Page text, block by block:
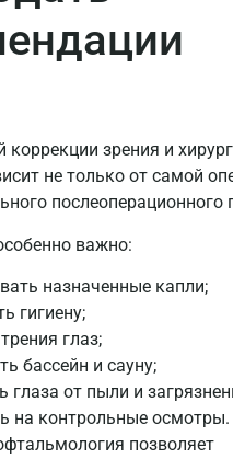
коррекции зрения и
не только от самой
послеоперационного
важно:
назначенные капли;
гигиену;
глаз;
бассейн и сауну;
глаза от пыли и
на контрольные осмотры.
позволяет